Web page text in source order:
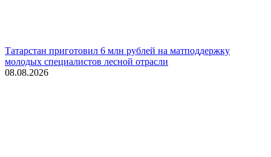
Татарстан приготовил 6 млн рублей на матподдержку
молодых специалистов лесной отрасли
08.08.2026